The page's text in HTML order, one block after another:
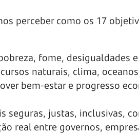
perceber como os 17
fome, desigualdades
naturais, clima,
bem-estar e progresso
seguras, justas, inclusivas,
real entre governos,